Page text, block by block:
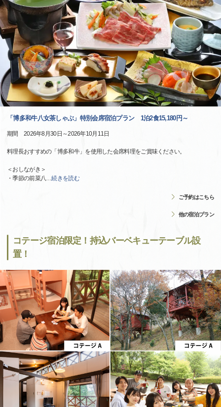
「博多和牛八女茶しゃぶ」特別会席宿泊プラン 1泊2食15,180円～
期間 2026年8月30日～2026年10月11日
料理長おすすめの「博多和牛」を使用した会席料理をご賞味ください。
＜おしながき＞
・季節の前菜八…続きを読む
ご予約はこちら
他の宿泊プラン
コテージ宿泊限定！持込バーベキューテーブル設
置！